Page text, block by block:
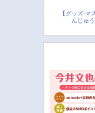
【グッズ-マ
んじゅ